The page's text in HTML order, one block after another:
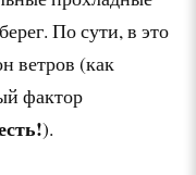
По сути, в это
ветров (как
фактор
).